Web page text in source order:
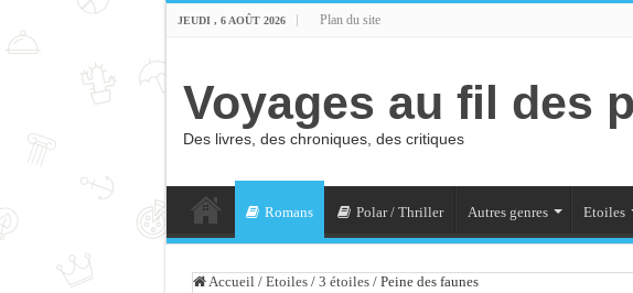
JEUDI , 6 AOÛT 2026 Plan du site
Voyages au fil des
Des livres, des chroniques, des critiques
Romans Polar / Thriller Autres genres Etoiles
Accueil / Etoiles / 3 étoiles / Peine des faunes